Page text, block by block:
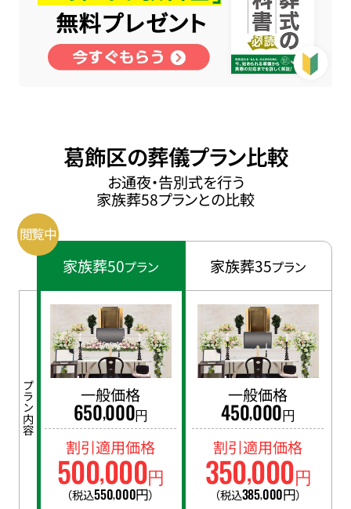
葛飾区の葬儀プラン比較
お通夜・告別式を行う
家族葬58プランとの比較
プラン内容
家族葬50プラン
一般価格
650,000円
割引適用価格
500,000円
（税込550,000円）
家族葬35プラン
一般価格
450,000円
割引適用価格
350,000円
（税込385,000円）